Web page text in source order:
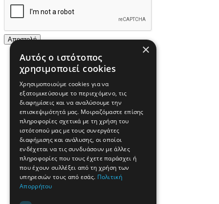
×
Αυτός ο ιστότοπος
χρησιμοποιεί cookies
Χρησιμοποιούμε cookies για να
εξατομικεύσουμε το περιεχόμενο, τις
διαφημίσεις και να αναλύσουμε την
επισκεψιμότητά μας. Μοιραζόμαστε επίσης
πληροφορίες σχετικά με τη χρήση του
ιστότοπού μας με τους συνεργάτες
διαφήμισης και ανάλυσης, οι οποίοι
ενδέχεται να τις συνδυάσουν με άλλες
πληροφορίες που τους έχετε παράσχει ή
που έχουν συλλέξει από τη χρήση των
υπηρεσιών τους από εσάς. Πολιτική
Απορρήτου